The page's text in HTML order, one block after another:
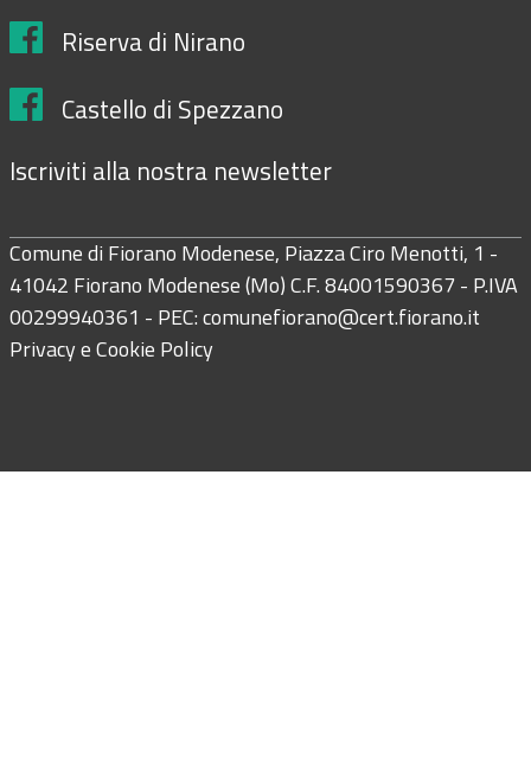
Riserva di Nirano
Castello di Spezzano
Iscriviti alla nostra newsletter
Comune di Fiorano Modenese, Piazza Ciro Menotti, 1 -
41042 Fiorano Modenese (Mo) C.F. 84001590367 - P.IVA
00299940361 - PEC:comunefiorano@cert.fiorano.it
Privacy e Cookie Policy